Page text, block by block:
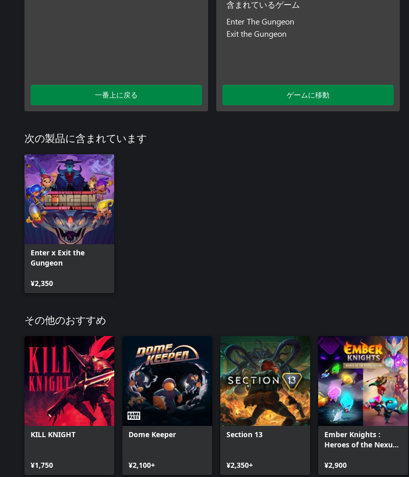
一番上に戻る
含まれているゲーム
Enter The Gungeon
Exit the Gungeon
ゲームに移動
次の製品に含まれています
Enter x Exit the
Gungeon
¥2,350
その他のおすすめ
KILL KNIGHT
¥1,750
Dome Keeper
¥2,100+
Section 13
¥2,350+
Ember Knights :
Heroes of the Nexus
¥2,900